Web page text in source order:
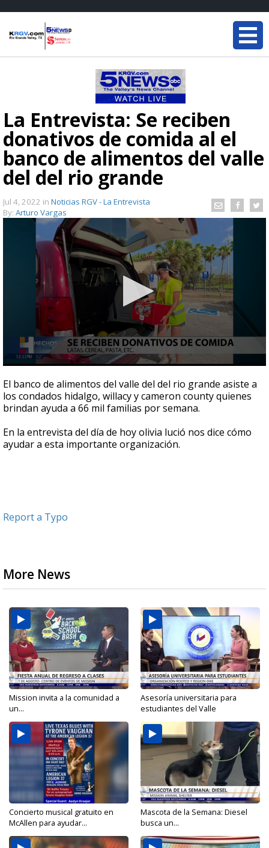
La Entrevista: Se reciben
donativos de comida al el
banco de alimentos del valle
del del rio grande
Jul 4, 2022 in Noticias RGV - La Entrevista
By: Arturo Vargas
seconds
of
2
minutes,
seconds
El banco de alimentos del valle del del rio grande asiste a
los condados hidalgo, willacy y cameron county quienes
brindan ayuda a 66 mil familias por semana.
En la entrevista del día de hoy olivia lució nos dice cómo
ayudar a esta importante organización.
Report a Typo
More News
Mission invita a la comunidad a
un...
Asesoría universitaria para
estudiantes del Valle
Concierto musical gratuito en
McAllen para ayudar...
Mascota de la Semana: Diesel
busca un...